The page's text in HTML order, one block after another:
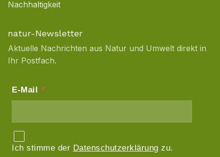
Nachhaltigkeit
natur-Newsletter
Aktuelle Nachrichten aus Natur und Umwelt direkt in
Ihr Postfach.